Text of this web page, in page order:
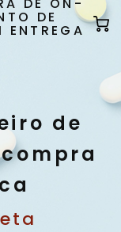
DE
ENTREGA
de